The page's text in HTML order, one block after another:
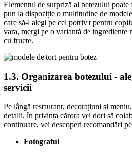
Elementul de surpriză al botezului
pun la dispoziție o multitudine de
care să-l alegi pe cel potrivit pentru
vara, mergi pe o variantă de ingrediente
cu fructe.
1.3. Organizarea botezului -
servicii
Pe lângă restaurant, decorațiuni și
detalii, în privința cărora vei dori să
continuare, vei descoperi recomandări
Fotograful